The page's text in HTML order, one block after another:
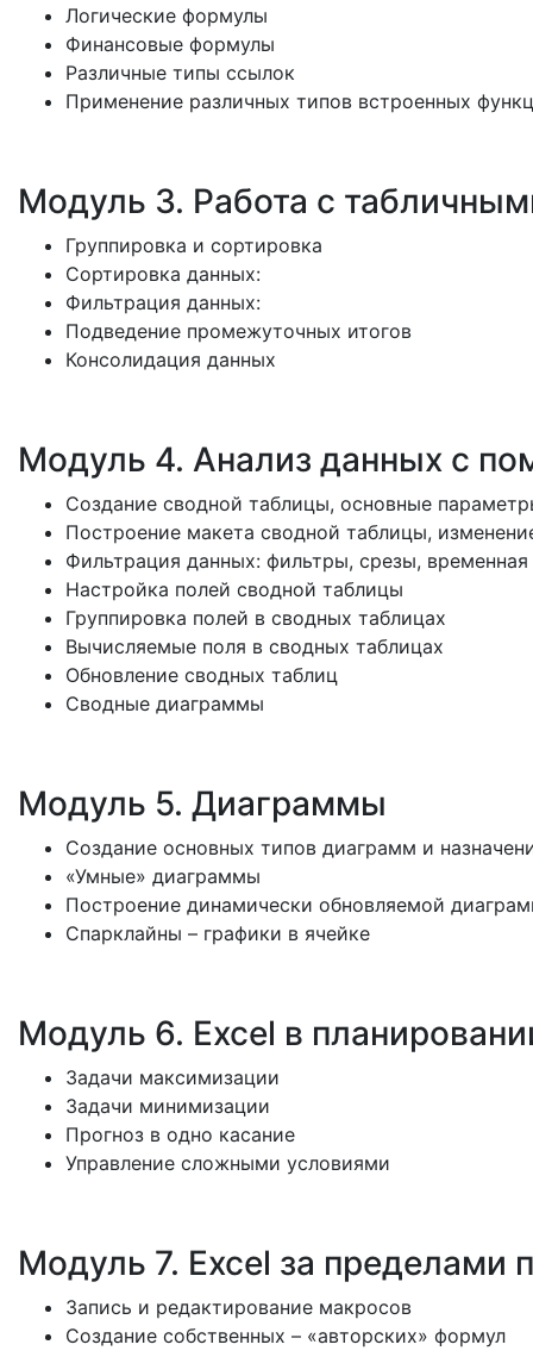
Логические формулы
Финансовые формулы
Различные типы ссылок
Применение различных типов встроенных
Модуль 3. Работа с
Группировка и сортировка
Сортировка данных:
Фильтрация данных:
Подведение промежуточных итогов
Консолидация данных
Модуль 4. Анализ данных с
Создание сводной таблицы, основные
Построение макета сводной таблицы,
Фильтрация данных: фильтры, срезы,
Настройка полей сводной таблицы
Группировка полей в сводных таблицах
Вычисляемые поля в сводных таблицах
Обновление сводных таблиц
Сводные диаграммы
Модуль 5. Диаграммы
Создание основных типов диаграмм и
«Умные» диаграммы
Построение динамически обновляемой
Спарклайны – графики в ячейке
Модуль 6. Excel в
Задачи максимизации
Задачи минимизации
Прогноз в одно касание
Управление сложными условиями
Модуль 7. Excel за пределами
Запись и редактирование макросов
Создание собственных – «авторских» формул